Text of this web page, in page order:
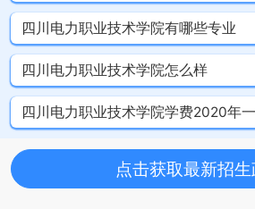
四川电力职业技术学院有哪些专业
四川电力职业技术学院怎么样
四川电力职业技术学院学费2020年
点击获取最新招